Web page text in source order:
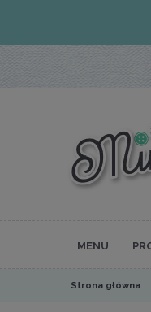
MENU
Strona główna